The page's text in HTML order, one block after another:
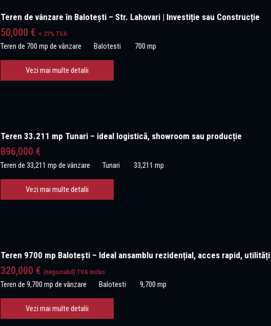
Teren de vânzare în Balotești – Str. Lahovari | Investiție sau Construcție
50,000 € + 21% TVA
Teren de 700 mp de vânzare Balotesti 700 mp
Vezi mai multe detalii
Teren 33.211 mp Tunari – ideal logistică, showroom sau producție
896,000 €
Teren de 33,211 mp de vânzare Tunari 33,211 mp
Vezi mai multe detalii
Teren 9700 mp Balotești – Ideal ansamblu rezidențial, acces rapid, utilități
320,000 € (negociabil) TVA inclus
Teren de 9,700 mp de vânzare Balotesti 9,700 mp
Vezi mai multe detalii